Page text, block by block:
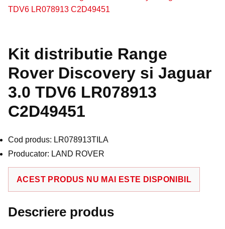
Kit distributie Range
Rover Discovery si Jaguar
3.0 TDV6 LR078913
C2D49451
Cod produs: LR078913TILA
Producator: LAND ROVER
ACEST PRODUS NU MAI ESTE DISPONIBIL
Descriere produs